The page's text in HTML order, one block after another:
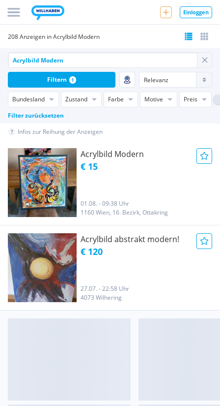
Einloggen
208 Anzeigen in Acrylbild Modern
Bundesland Zustand Farbe Motive
Preis
Filter zurücksetzen
Filtern 1
Infos zur Reihung der Anzeigen
Acrylbild Modern
€ 15
01.08. - 09:38 Uhr
1160 Wien, 16. Bezirk, Ottakring
Acrylbild abstrakt modern!
€ 120
27.07. - 22:58 Uhr
4073 Wilhering